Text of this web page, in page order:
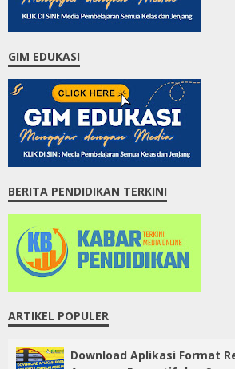
GIM EDUKASI
BERITA PENDIDIKAN TERKINI
ARTIKEL POPULER
Download Aplikasi Format